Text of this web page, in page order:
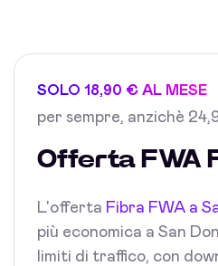
SOLO 18,90 € AL MESE
per sempre, anzichè
Offerta FWA
L'offerta Fibra FWA a
più economica a San
limiti di traffico, con